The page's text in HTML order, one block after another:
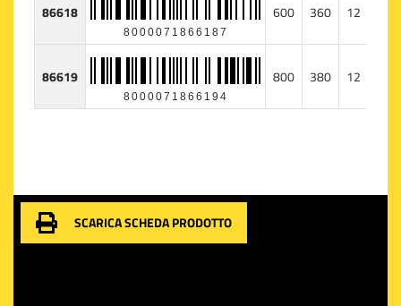
86618
8000071866187
600 360 12
86619
8000071866194
800 380 12
SCARICA SCHEDA PRODOTTO